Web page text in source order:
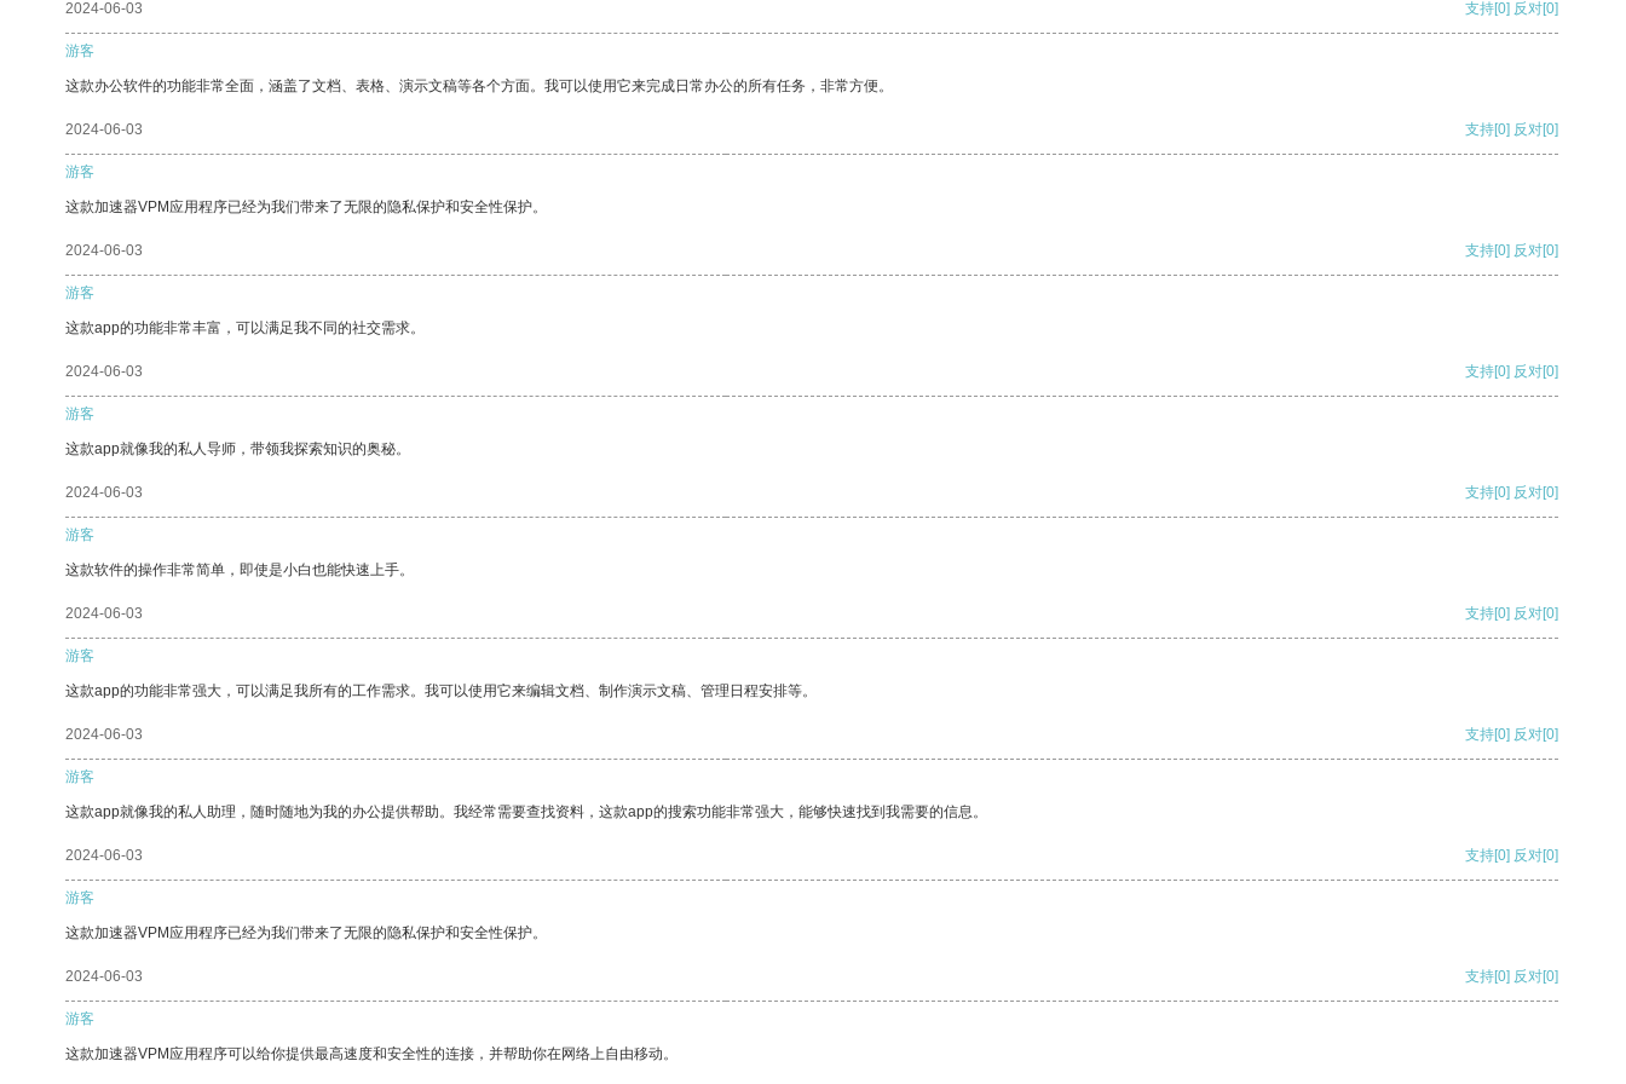
2024-06-03 支持[0] 反对[0]
游客
这款办公软件的功能非常全面，涵盖了文档、表格、演示文稿等各个方面。我可以使用它来完成日常办公的所有任务，非常方便。
2024-06-03 支持[0] 反对[0]
游客
这款加速器VPM应用程序已经为我们带来了无限的隐私保护和安全性保护。
2024-06-03 支持[0] 反对[0]
游客
这款app的功能非常丰富，可以满足我不同的社交需求。
2024-06-03 支持[0] 反对[0]
游客
这款app就像我的私人导师，带领我探索知识的奥秘。
2024-06-03 支持[0] 反对[0]
游客
这款软件的操作非常简单，即使是小白也能快速上手。
2024-06-03 支持[0] 反对[0]
游客
这款app的功能非常强大，可以满足我所有的工作需求。我可以使用它来编辑文档、制作演示文稿、管理日程安排等。
2024-06-03 支持[0] 反对[0]
游客
这款app就像我的私人助理，随时随地为我的办公提供帮助。我经常需要查找资料，这款app的搜索功能非常强大，能够快速找到我需要的信息。
2024-06-03 支持[0] 反对[0]
游客
这款加速器VPM应用程序已经为我们带来了无限的隐私保护和安全性保护。
2024-06-03 支持[0] 反对[0]
游客
这款加速器VPM应用程序可以给你提供最高速度和安全性的连接，并帮助你在网络上自由移动。